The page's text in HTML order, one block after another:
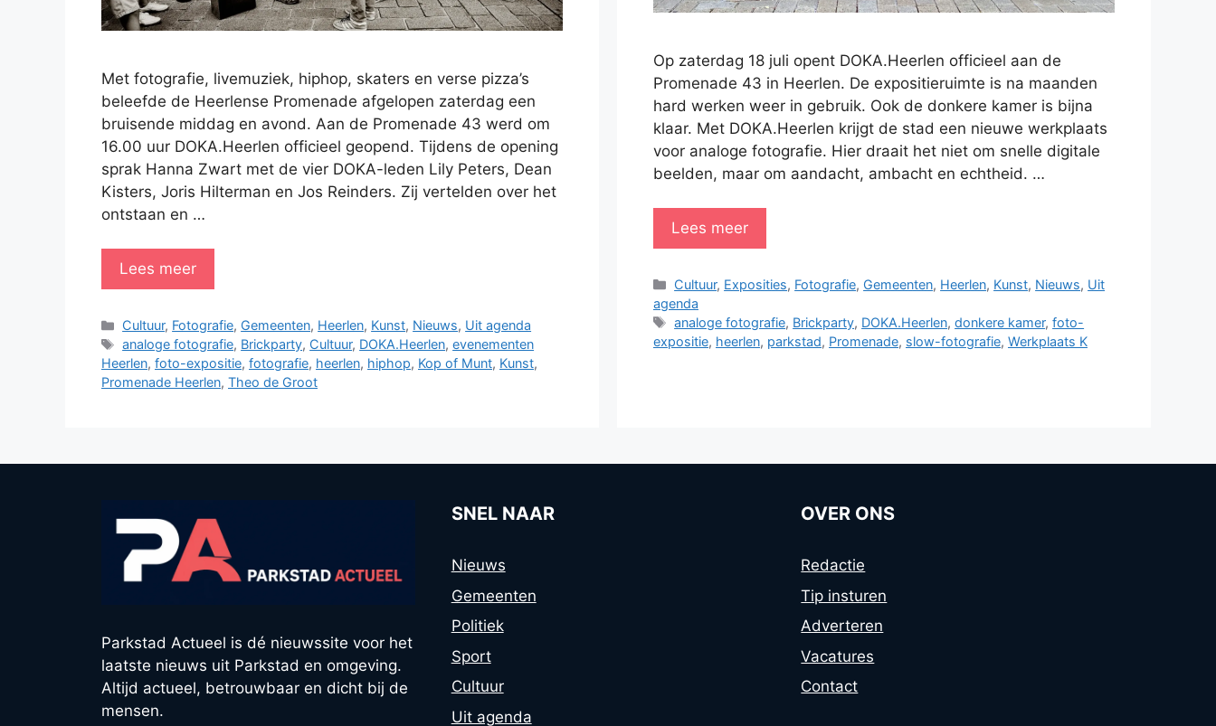
Met fotografie, livemuziek, hiphop, skaters en verse pizza’s
beleefde de Heerlense Promenade afgelopen zaterdag een
bruisende middag en avond. Aan de Promenade 43 werd om
16.00 uur DOKA.Heerlen officieel geopend. Tijdens de opening
sprak Hanna Zwart met de vier DOKA-leden Lily Peters, Dean
Kisters, Joris Hilterman en Jos Reinders. Zij vertelden over het
ontstaan en …
Lees meer
Categorieën
Cultuur, Fotografie, Gemeenten, Heerlen, Kunst, Nieuws, Uit agenda
Tags
analoge fotografie, Brickparty, Cultuur, DOKA.Heerlen,evenementen
Heerlen, foto-expositie, fotografie, heerlen, hiphop, Kop of Munt, Kunst,
Promenade Heerlen, Theo de Groot
Op zaterdag 18 juli opent DOKA.Heerlen officieel aan de
Promenade 43 in Heerlen. De expositieruimte is na maanden
hard werken weer in gebruik. Ook de donkere kamer is bijna
klaar. Met DOKA.Heerlen krijgt de stad een nieuwe werkplaats
voor analoge fotografie. Hier draait het niet om snelle digitale
beelden, maar om aandacht, ambacht en echtheid. …
Lees meer
Categorieën
Cultuur, Exposities, Fotografie, Gemeenten, Heerlen, Kunst, Nieuws, Uit
agenda
Tags
analoge fotografie, Brickparty, DOKA.Heerlen,donkere kamer,foto-
expositie, heerlen, parkstad, Promenade, slow-fotografie, Werkplaats K
Parkstad Actueel is dé nieuwssite voor het
laatste nieuws uit Parkstad en omgeving.
Altijd actueel, betrouwbaar en dicht bij de
mensen.
SNEL NAAR
Nieuws
Gemeenten
Politiek
Sport
Cultuur
Uit agenda
OVER ONS
Redactie
Tip insturen
Adverteren
Vacatures
Contact